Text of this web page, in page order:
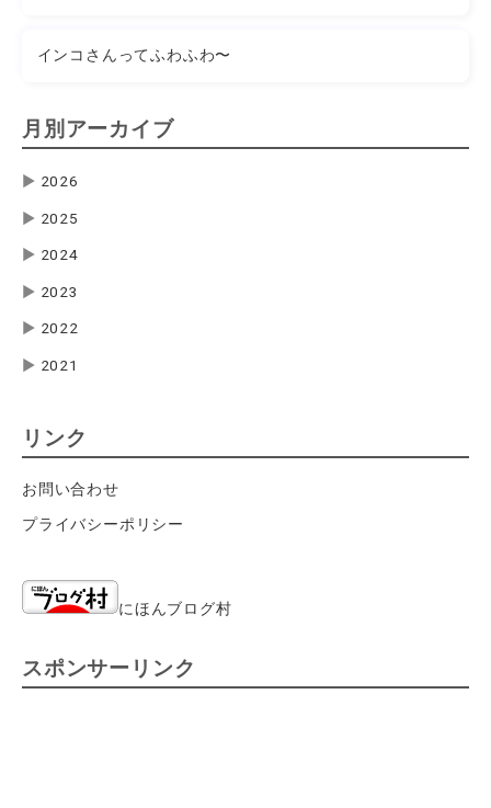
インコさんってふわふわ〜
月別アーカイブ
▶ 2026
▶ 2025
▶ 2024
▶ 2023
▶ 2022
▶ 2021
リンク
お問い合わせ
プライバシーポリシー
にほんブログ村
スポンサーリンク